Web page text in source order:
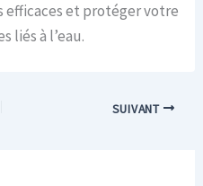
efficaces et protéger votre
liés à l’eau.
SUIVANT